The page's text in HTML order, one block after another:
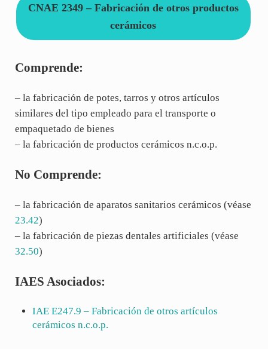
CNAE 2349 – Fabricación de otros productos
cerámicos
Comprende:
– la fabricación de potes, tarros y otros artículos
similares del tipo empleado para el transporte o
empaquetado de bienes
– la fabricación de productos cerámicos n.c.o.p.
No Comprende:
– la fabricación de aparatos sanitarios cerámicos (véase
23.42)
– la fabricación de piezas dentales artificiales (véase
32.50)
IAES Asociados:
IAEE247.9 – Fabricación de otros artículos
cerámicos n.c.o.p.